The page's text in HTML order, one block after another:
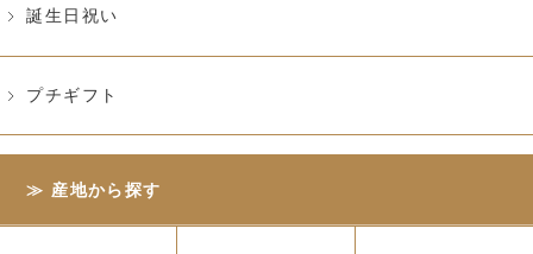
誕生日祝い
プチギフト
産地から探す